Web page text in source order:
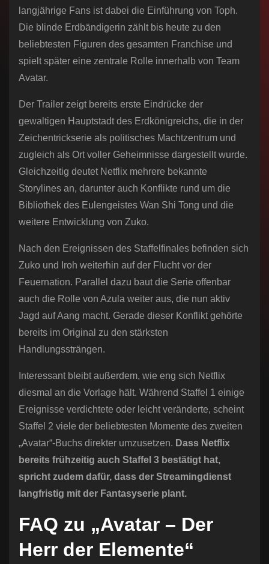
langjährige Fans ist dabei die Einführung von Toph.
Die blinde Erdbändigerin zählt bis heute zu den
beliebtesten Figuren des gesamten Franchise und
spielt später eine zentrale Rolle innerhalb von Team
Avatar.
Der Trailer zeigt bereits erste Eindrücke der
gewaltigen Hauptstadt des Erdkönigreichs, die in der
Zeichentrickserie als politisches Machtzentrum und
zugleich als Ort voller Geheimnisse dargestellt wurde.
Gleichzeitig deutet Netflix mehrere bekannte
Storylines an, darunter auch Konflikte rund um die
Bibliothek des Eulengeistes Wan Shi Tong und die
weitere Entwicklung von Zuko.
Nach den Ereignissen des Staffelfinales befinden sich
Zuko und Iroh weiterhin auf der Flucht vor der
Feuernation. Parallel dazu baut die Serie offenbar
auch die Rolle von Azula weiter aus, die nun aktiv
Jagd auf Aang macht. Gerade dieser Konflikt gehörte
bereits im Original zu den stärksten
Handlungssträngen.
Interessant bleibt außerdem, wie eng sich Netflix
diesmal an die Vorlage hält. Während Staffel 1 einige
Ereignisse verdichtete oder leicht veränderte, scheint
Staffel 2 viele der beliebtesten Momente des zweiten
„Avatar“-Buchs direkter umzusetzen. Dass Netflix
bereits frühzeitig auch Staffel 3 bestätigt hat,
spricht zudem dafür, dass der Streamingdienst
langfristig mit der Fantasyserie plant.
FAQ zu „Avatar – Der
Herr der Elemente“